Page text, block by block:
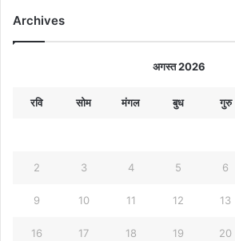
Archives
अगस्त 2026
रवि सोम मंगल बुध गुरु
2 3 4 5 6
9 10 11 12 13
16 17 18 19 20